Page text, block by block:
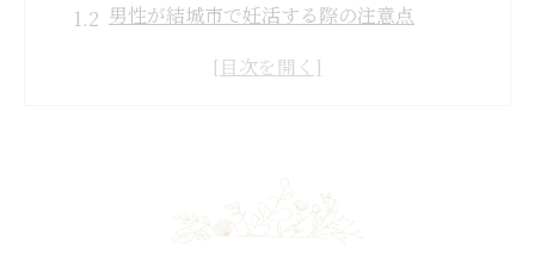
男性が結城市で妊活する際の注意点
妊活のスタートに役立つ生活習慣の見直し
男性の妊活相談先を結城市で見つける方法
結城市で利用できる妊活相談窓口の紹介